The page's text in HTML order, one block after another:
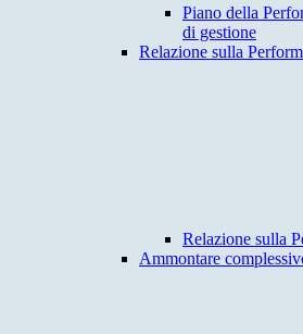
Piano della
di gestione
Relazione sulla
Relazione sulla
Ammontare